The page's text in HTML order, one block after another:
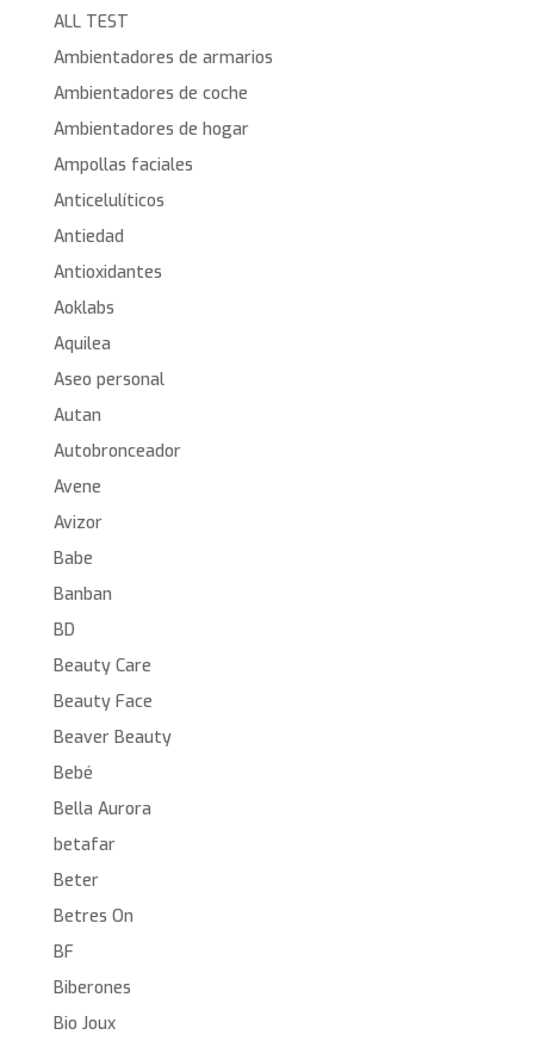
ALL TEST
Ambientadores de armarios
Ambientadores de coche
Ambientadores de hogar
Ampollas faciales
Anticelulíticos
Antiedad
Antioxidantes
Aoklabs
Aquilea
Aseo personal
Autan
Autobronceador
Avene
Avizor
Babe
Banban
BD
Beauty Care
Beauty Face
Beaver Beauty
Bebé
Bella Aurora
betafar
Beter
Betres On
BF
Biberones
Bio Joux